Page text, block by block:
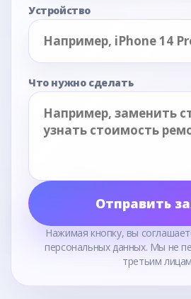
Устройство
Что нужно сделать
Отправить
Нажимая кнопку, вы
персональных данных. Мы не
третьим